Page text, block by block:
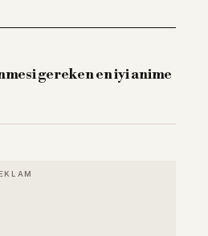
gereken en iyi anime